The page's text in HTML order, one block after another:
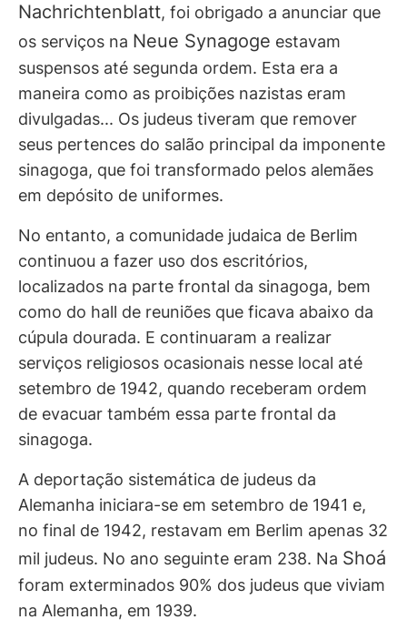
Nachrichtenblatt, foi obrigado a anunciar que
os serviços na Neue Synagoge estavam
suspensos até segunda ordem. Esta era a
maneira como as proibições nazistas eram
divulgadas... Os judeus tiveram que remover
seus pertences do salão principal da imponente
sinagoga, que foi transformado pelos alemães
em depósito de uniformes.
No entanto, a comunidade judaica de Berlim
continuou a fazer uso dos escritórios,
localizados na parte frontal da sinagoga, bem
como do hall de reuniões que ficava abaixo da
cúpula dourada. E continuaram a realizar
serviços religiosos ocasionais nesse local até
setembro de 1942, quando receberam ordem
de evacuar também essa parte frontal da
sinagoga.
A deportação sistemática de judeus da
Alemanha iniciara-se em setembro de 1941 e,
no final de 1942, restavam em Berlim apenas 32
mil judeus. No ano seguinte eram 238. Na Shoá
foram exterminados 90% dos judeus que viviam
na Alemanha, em 1939.